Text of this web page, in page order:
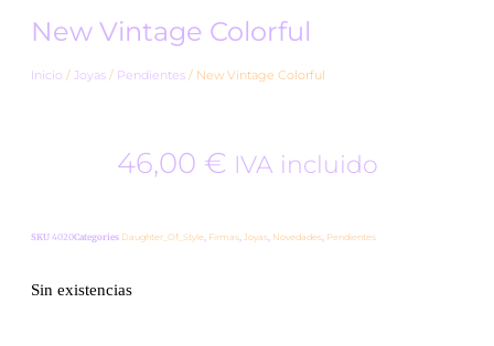
New Vintage Colorful
Inicio / Joyas / Pendientes / New Vintage Colorful
46,00 € IVA incluido
SKU 4020Categories Daughter_Of_Style, Firmas, Joyas, Novedades, Pendientes
Sin existencias